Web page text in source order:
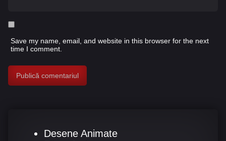
Save my name, email, and website in this browser for the next
time I comment.
Desene Animate